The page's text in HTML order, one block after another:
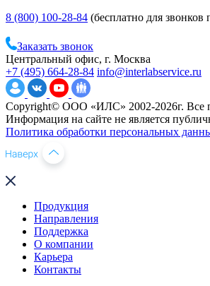
8 (800) 100-28-84 (бесплатно для
Заказать звонок
Центральный офис, г. Москва
+7 (495) 664-28-84 info@interlabservice.ru
Copyright© ООО «ИЛС» 2002-2026г. Все
Информация на сайте не является
Политика обработки персональных
Продукция
Направления
Поддержка
О компании
Карьера
Контакты